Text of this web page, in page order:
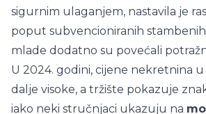
sigurnim ulaganjem, nastavila je
poput subvencioniranih
mlade dodatno su povećali
U 2024. godini, cijene nekretnina
dalje visoke, a tržište pokazuje
iako neki stručnjaci ukazuju na